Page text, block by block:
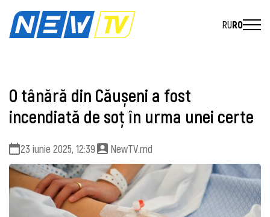
RURO
O tânără din Căușeni a fost
incendiată de soț în urma unei certe
23 iunie 2025, 12:39 NewTV.md